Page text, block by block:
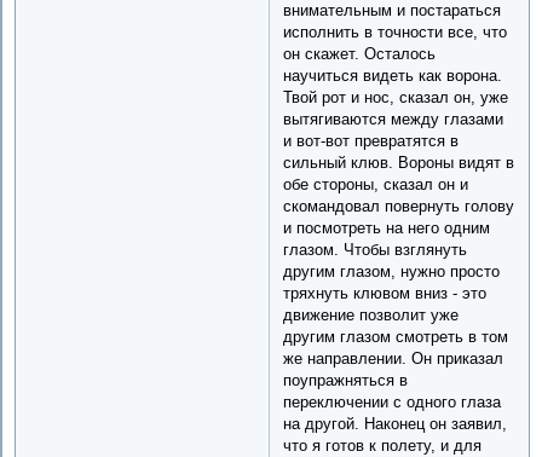
внимательным и постараться
исполнить в точности все, что
он скажет. Осталось
научиться видеть как ворона.
Твой рот и нос, сказал он, уже
вытягиваются между глазами
и вот-вот превратятся в
сильный клюв. Вороны видят в
обе стороны, сказал он и
скомандовал повернуть голову
и посмотреть на него одним
глазом. Чтобы взглянуть
другим глазом, нужно просто
тряхнуть клювом вниз - это
движение позволит уже
другим глазом смотреть в том
же направлении. Он приказал
поупражняться в
переключении с одного глаза
на другой. Наконец он заявил,
что я готов к полету, и для